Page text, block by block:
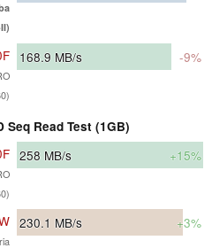
168.9 MB/s -9%
Seq Read Test (1GB)
258 MB/s +15%
230.1 MB/s +3%